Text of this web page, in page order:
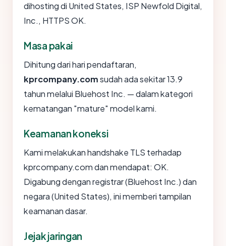
dihosting di United States, ISP Newfold Digital,
Inc., HTTPS OK.
Masa pakai
Dihitung dari hari pendaftaran,
kprcompany.comsudah ada sekitar 13.9
tahun melalui Bluehost Inc. — dalam kategori
kematangan "mature" model kami.
Keamanan koneksi
Kami melakukan handshake TLS terhadap
kprcompany.com dan mendapat: OK.
Digabung dengan registrar (Bluehost Inc.) dan
negara (United States), ini memberi tampilan
keamanan dasar.
Jejak jaringan